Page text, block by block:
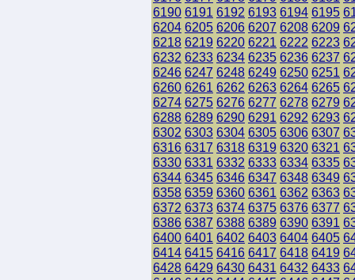
6190 6191 6192 6193 6194 6195
6204 6205 6206 6207 6208 6209
6218 6219 6220 6221 6222 6223
6232 6233 6234 6235 6236 6237
6246 6247 6248 6249 6250 6251
6260 6261 6262 6263 6264 6265
6274 6275 6276 6277 6278 6279
6288 6289 6290 6291 6292 6293
6302 6303 6304 6305 6306 6307
6316 6317 6318 6319 6320 6321
6330 6331 6332 6333 6334 6335
6344 6345 6346 6347 6348 6349
6358 6359 6360 6361 6362 6363
6372 6373 6374 6375 6376 6377
6386 6387 6388 6389 6390 6391
6400 6401 6402 6403 6404 6405
6414 6415 6416 6417 6418 6419
6428 6429 6430 6431 6432 6433